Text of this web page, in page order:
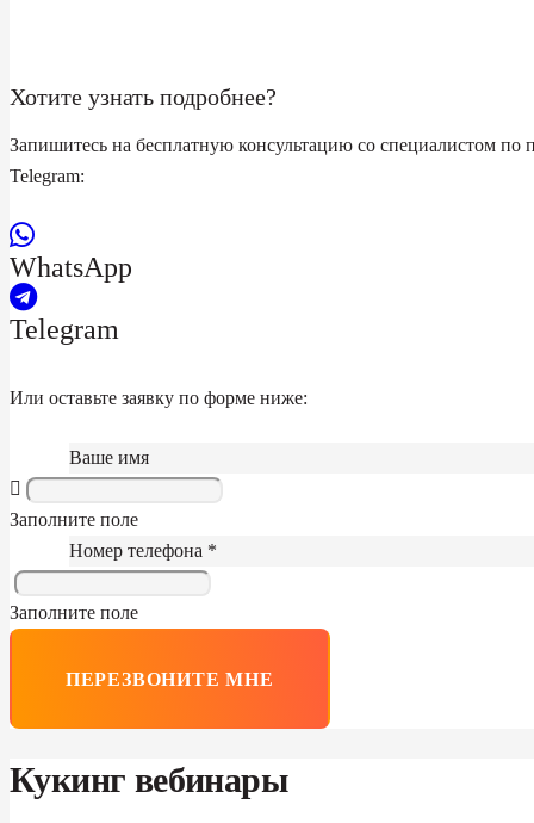
Хотите узнать подробнее?
Запишитесь на бесплатную консультацию со специалистом по
Telegram:
WhatsApp
Telegram
Или оставьте заявку по форме ниже:
Ваше имя
Заполните поле
Номер телефона *
Заполните поле
ПЕРЕЗВОНИТЕ МНЕ
Кукинг вебинары